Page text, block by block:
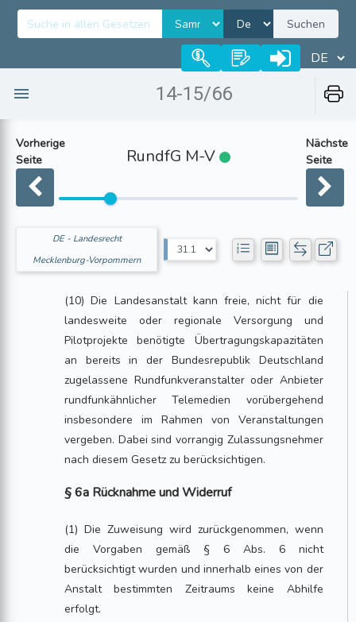
Suchen
14-15/66
Vorherige
Seite
RundfG M-V
Nächste
Seite
DE - Landesrecht
Mecklenburg-Vorpommern
(10) Die Landesanstalt kann freie, nicht für die
landesweite oder regionale Versorgung und
Pilotprojekte benötigte Übertragungskapazitäten
an bereits in der Bundesrepublik Deutschland
zugelassene Rundfunkveranstalter oder Anbieter
rundfunkähnlicher Telemedien vorübergehend
insbesondere im Rahmen von Veranstaltungen
vergeben. Dabei sind vorrangig Zulassungsnehmer
nach diesem Gesetz zu berücksichtigen.
§ 6a Rücknahme und Widerruf
(1) Die Zuweisung wird zurückgenommen, wenn
die Vorgaben gemäß § 6 Abs. 6 nicht
berücksichtigt wurden und innerhalb eines von der
Anstalt bestimmten Zeitraums keine Abhilfe
erfolgt.